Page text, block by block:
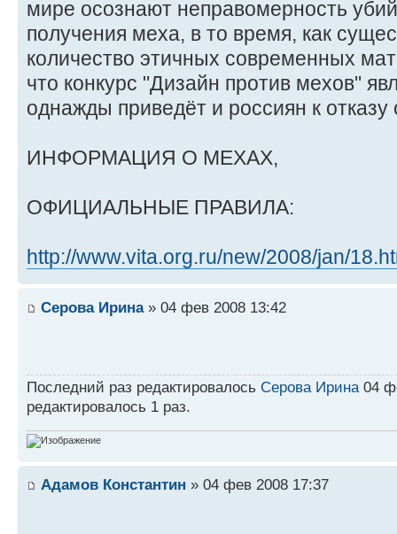
мире осознают неправомерность
получения меха, в то время, как
количество этичных современных
что конкурс "Дизайн против мехов"
однажды приведёт и россиян к отказу
ИНФОРМАЦИЯ О МЕХАХ,
ОФИЦИАЛЬНЫЕ ПРАВИЛА:
http://www.vita.org.ru/new/2008/jan/
Серова Ирина» 04 фев 2008 13:42
Последний раз редактировалось Серова Ирина 04
редактировалось 1 раз.
Адамов Константин » 04 фев 2008 17:37